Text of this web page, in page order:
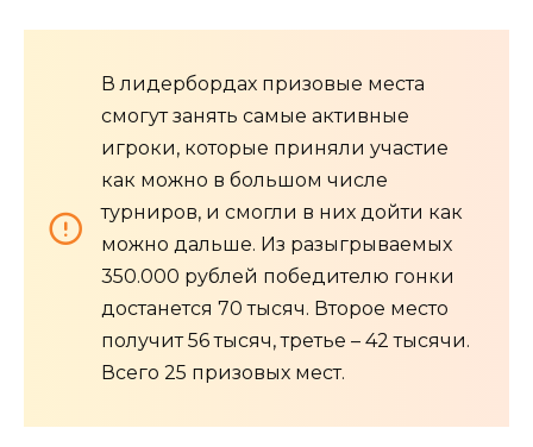
В лидербордах призовые места
смогут занять самые активные
игроки, которые приняли участие
как можно в большом числе
турниров, и смогли в них дойти как
можно дальше. Из разыгрываемых
350.000 рублей победителю гонки
достанется 70 тысяч. Второе место
получит 56 тысяч, третье – 42 тысячи.
Всего 25 призовых мест.